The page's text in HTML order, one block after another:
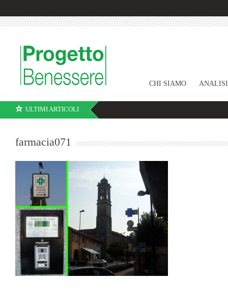
CHI SIAMO ANALISI
ULTIMI ARTICOLI
farmacia071